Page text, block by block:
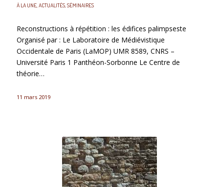
À LA UNE, ACTUALITÉS, SÉMINAIRES
Reconstructions à répétition : les édifices palimpseste
Organisé par : Le Laboratoire de Médiévistique
Occidentale de Paris (LaMOP) UMR 8589, CNRS –
Université Paris 1 Panthéon-Sorbonne Le Centre de
théorie…
11 mars 2019